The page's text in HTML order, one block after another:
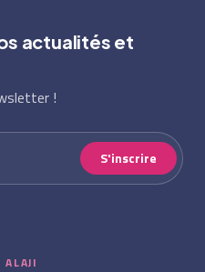
actualités et
!
S'inscrire
ALAJI